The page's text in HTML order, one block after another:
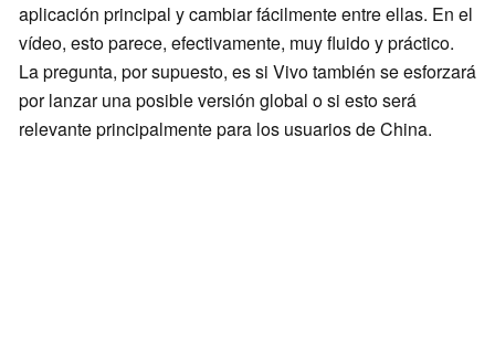
aplicación principal y cambiar fácilmente entre ellas. En el
vídeo, esto parece, efectivamente, muy fluido y práctico.
La pregunta, por supuesto, es si Vivo también se esforzará
por lanzar una posible versión global o si esto será
relevante principalmente para los usuarios de China.